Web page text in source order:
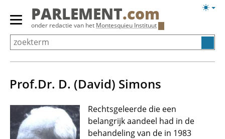
Overslaan
Primair
menu
tonen/verbergen
PARLEMENT.com
onder redactie van het Montesquieu Instituut
Prof.Dr. D. (David) Simons
Rechtsgeleerde die een
belangrijk aandeel had in de
behandeling van de in 1983